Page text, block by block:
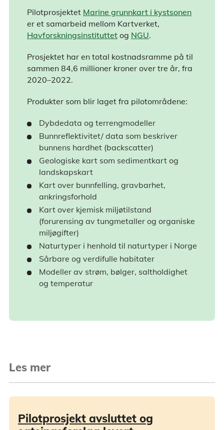
Pilotprosjektet Marine grunnkart i kystsonen
er et samarbeid mellom Kartverket,
Havforskningsinstituttet og NGU.
Prosjektet har en total kostnadsramme på til
sammen 84,6 millioner kroner over tre år, fra
2020–2022.
Produkter som blir laget fra pilotområdene:
Dybdedata og terrengmodeller
Bunnreflektivitet/ data som beskriver
bunnens hardhet (backscatter)
Geologiske kart som sedimentkart og
landskapskart
Kart over bunnfelling, gravbarhet,
ankringsforhold
Kart over kjemisk miljøtilstand
(forurensing av tungmetaller og organiske
miljøgifter)
Naturtyper i henhold til naturtyper i Norge
Sårbare og verdifulle habitater
Modeller av strøm, bølger, saltholdighet
og temperatur
Les mer
Pilotprosjekt avsluttet og